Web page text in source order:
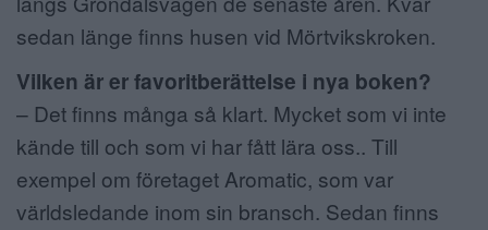
sedan länge finns husen vid Mörtvikskroken.
Vilken är er favoritberättelse i nya boken?
– Det finns många så klart. Mycket som vi inte
kände till och som vi har fått lära oss.. Till
exempel om företaget Aromatic, som var
världsledande inom sin bransch. Sedan finns